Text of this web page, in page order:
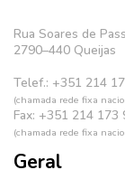
Rua Soares de
2790–440 Queijas
Telef.: +351 214
(chamada rede fixa
Fax: +351 214 173
(chamada rede fixa
Geral